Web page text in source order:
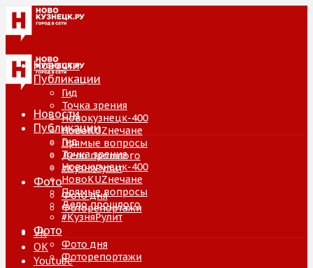
Новости
Публикации
Гид
Точка зрения
Новокузнецк-400
НовоKUZнечане
Прямые вопросы
Дело прошлого
#КузняРулит
Фото
Фото дня
Фоторепортажи
VK
ОК
Youtube
Новости
Публикации
Гид
Точка зрения
Новокузнецк-400
НовоKUZнечане
Прямые вопросы
Дело прошлого
#КузняРулит
Фото
Фото дня
Фоторепортажи